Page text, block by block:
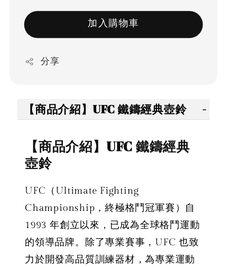
加入購物車
分享
【商品介紹】UFC 鐵鑄經典壺鈴
【商品介紹】UFC 鐵鑄經典
壺鈴
UFC（Ultimate Fighting
Championship，終極格鬥冠軍賽）自
1993 年創立以來，已成為全球格鬥運動
的領導品牌。除了專業賽事，UFC 也致
力於開發高品質訓練器材，為專業運動